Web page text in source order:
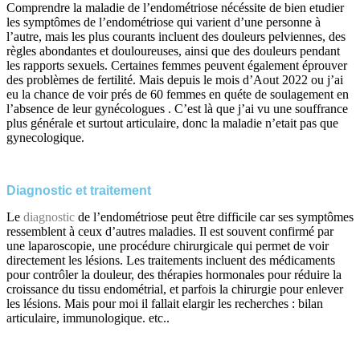
Comprendre la maladie de l’endométriose nécéssite de bien etudier
les symptômes de l’endométriose qui varient d’une personne à
l’autre, mais les plus courants incluent des douleurs pelviennes, des
règles abondantes et douloureuses, ainsi que des douleurs pendant
les rapports sexuels. Certaines femmes peuvent également éprouver
des problèmes de fertilité. Mais depuis le mois d’Aout 2022 ou j’ai
eu la chance de voir prés de 60 femmes en quéte de soulagement en
l’absence de leur gynécologues . C’est là que j’ai vu une souffrance
plus générale et surtout articulaire, donc la maladie n’etait pas que
gynecologique.
Diagnostic et traitement
Le diagnostic de l’endométriose peut être difficile car ses symptômes
ressemblent à ceux d’autres maladies. Il est souvent confirmé par
une laparoscopie, une procédure chirurgicale qui permet de voir
directement les lésions. Les traitements incluent des médicaments
pour contrôler la douleur, des thérapies hormonales pour réduire la
croissance du tissu endométrial, et parfois la chirurgie pour enlever
les lésions. Mais pour moi il fallait elargir les recherches : bilan
articulaire, immunologique. etc..